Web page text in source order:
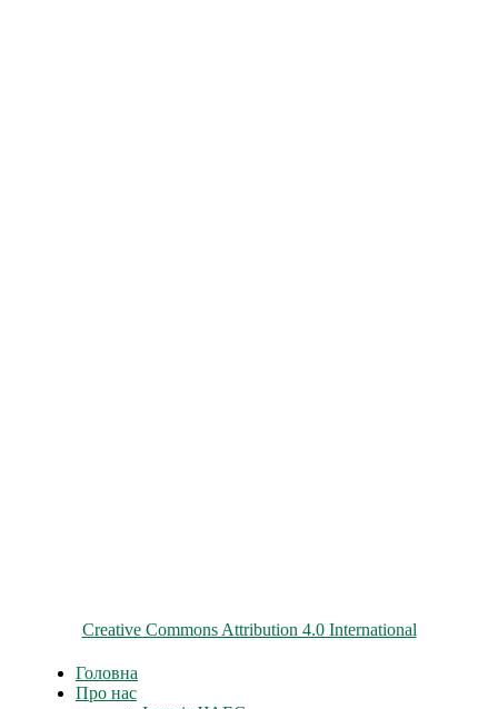
Creative Commons Attribution 4.0 International
Головна
Про нас